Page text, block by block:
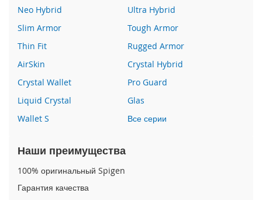
7
P
h
o
n
1
6
P
o
a
Neo Hybrid
Ultra Hybrid
Slim Armor
Tough Armor
Thin Fit
Rugged Armor
AirSkin
Crystal Hybrid
Crystal Wallet
Pro Guard
Liquid Crystal
Glas
Wallet S
Все серии
Наши преимущества
100% оригинальный Spigen
Гарантия качества